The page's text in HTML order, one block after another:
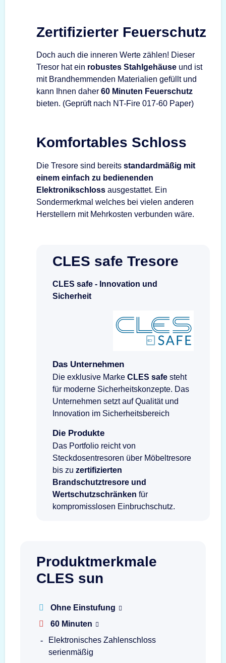
Zertifizierter Feuerschutz
Doch auch die inneren Werte zählen! Dieser
Tresor hat ein robustes Stahlgehäuse und ist
mit Brandhemmenden Materialien gefüllt und
kann Ihnen daher 60 Minuten Feuerschutz
bieten. (Geprüft nach NT-Fire 017-60 Paper)
Komfortables Schloss
Die Tresore sind bereits standardmäßig mit
einem einfach zu bedienenden
Elektronikschloss ausgestattet. Ein
Sondermerkmal welches bei vielen anderen
Herstellern mit Mehrkosten verbunden wäre.
CLES safe Tresore
CLES safe - Innovation und
Sicherheit
Das Unternehmen
Die exklusive Marke CLES safe steht
für moderne Sicherheitskonzepte. Das
Unternehmen setzt auf Qualität und
Innovation im Sicherheitsbereich
Die Produkte
Das Portfolio reicht von
Steckdosentresoren über Möbeltresore
bis zu zertifizierten
Brandschutztresore und
Wertschutzschränken für
kompromisslosen Einbruchschutz.
Produktmerkmale
CLES sun
Ohne Einstufung
60 Minuten
Elektronisches Zahlenschloss
serienmäßig